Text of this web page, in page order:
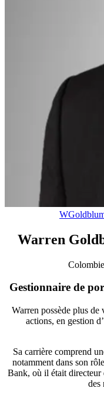
Warren
Gestionnaire de
Warren possède plus de
actions, en gestion
Sa carrière comprend
notamment dans son
Bank, où il était directeur
des